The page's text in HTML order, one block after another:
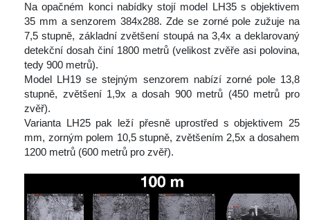
Na opačném konci nabídky stojí model LH35 s objektivem
35 mm a senzorem 384x288. Zde se zorné pole zužuje na
7,5 stupně, základní zvětšení stoupá na 3,4x a deklarovaný
detekční dosah činí 1800 metrů (velikost zvěře asi polovina,
tedy 900 metrů).
Model LH19 se stejným senzorem nabízí zorné pole 13,8
tupně, zvětšení 1,9x a dosah 900 metrů (450 metrů pro
zvěř).
Varianta LH25 pak leží přesně uprostřed s objektivem 25
mm, zorným polem 10,5 stupně, zvětšením 2,5x a dosahem
1200 metrů (600 metrů pro zvěř).